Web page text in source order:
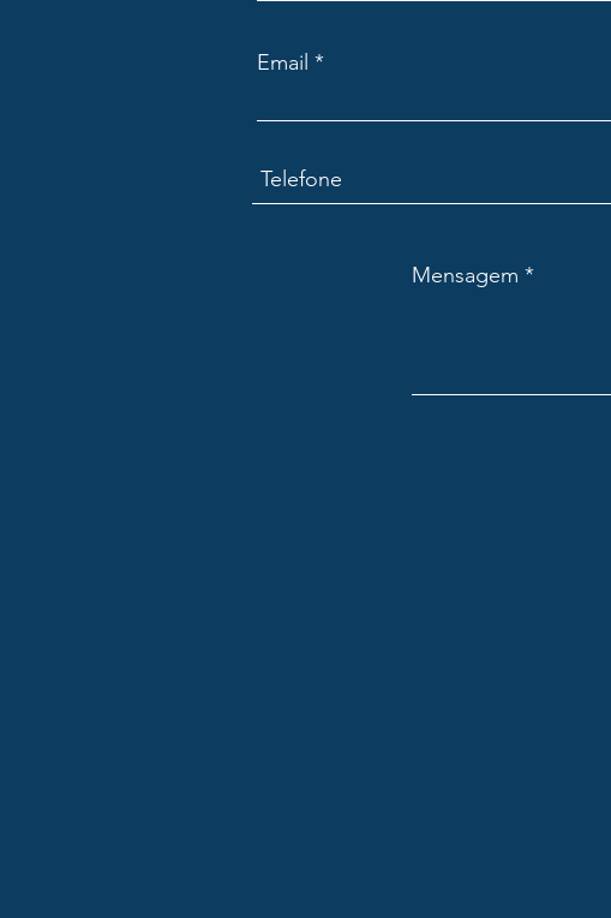
Email
Mensagem